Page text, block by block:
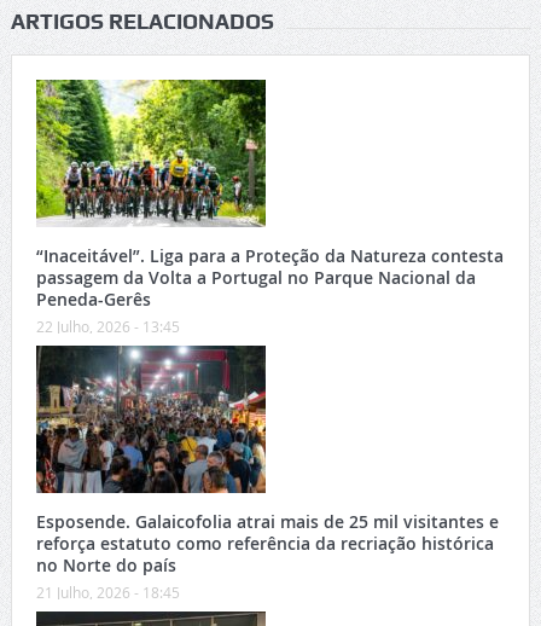
ARTIGOS RELACIONADOS
“Inaceitável”. Liga para a Proteção da Natureza contesta
passagem da Volta a Portugal no Parque Nacional da
Peneda-Gerês
22 Julho, 2026 - 13:45
Esposende. Galaicofolia atrai mais de 25 mil visitantes e
reforça estatuto como referência da recriação histórica
no Norte do país
21 Julho, 2026 - 18:45